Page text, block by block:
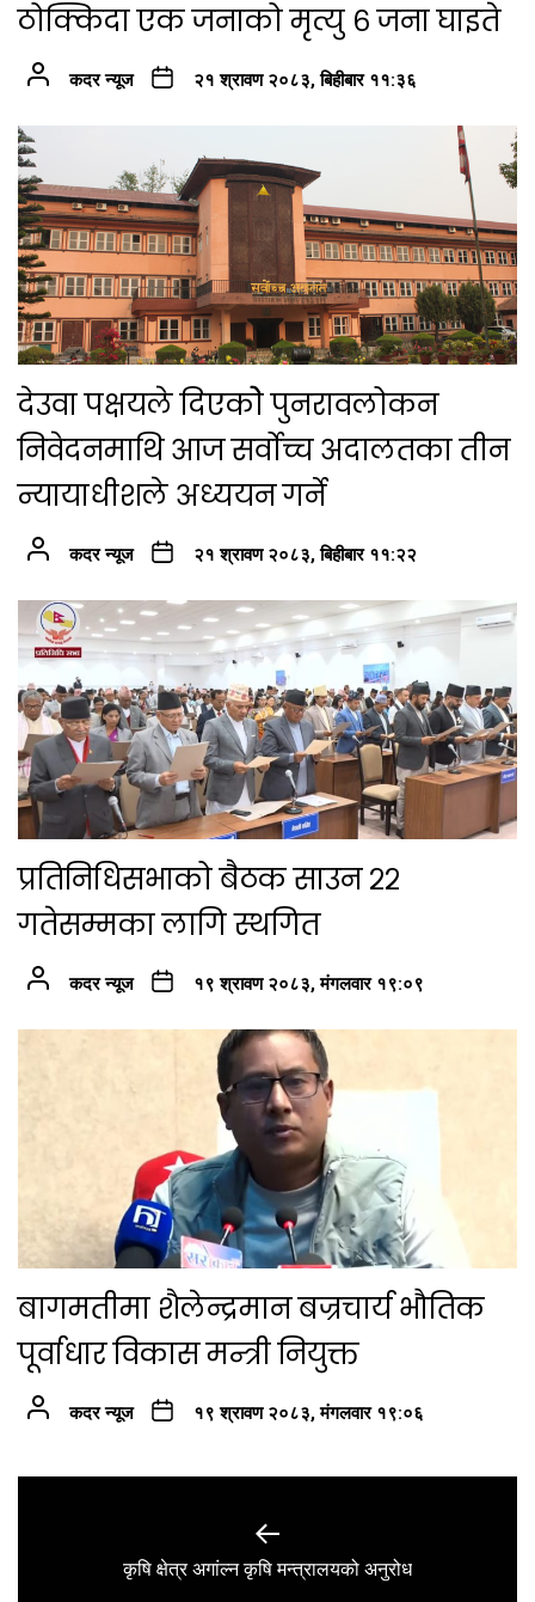
ठोक्किदा एक जनाको मृत्यु ६ जना घाइते
कदर न्यूज २१ श्रावण २०८३, बिहीबार ११:३६
देउवा पक्षयले दिएकोे पुनरावलोकन
निवेदनमाथि आज सर्वोच्च अदालतका तीन
न्यायाधीशले अध्ययन गर्ने
कदर न्यूज २१ श्रावण २०८३, बिहीबार ११:२२
प्रतिनिधिसभाको बैठक साउन २२
गतेसम्मका लागि स्थगित
कदर न्यूज १९ श्रावण २०८३, मंगलवार १९:०९
बागमतीमा शैलेन्द्रमान बज्रचार्य भौतिक
पूर्वाधार विकास मन्त्री नियुक्त
कदर न्यूज १९ श्रावण २०८३, मंगलवार १९:०६
Previous
कृषि क्षेत्र अगांल्न कृषि मन्त्रालयको अनुरोध